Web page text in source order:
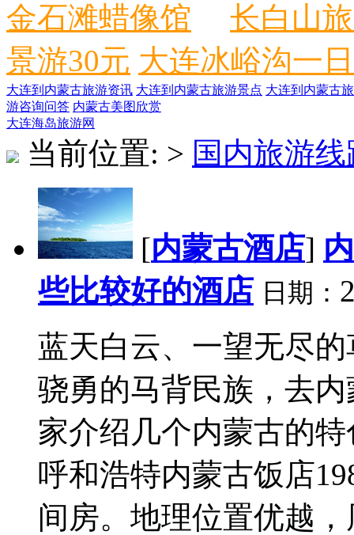
金石滩蜡像馆
长白山
景游30元 大连冰峪沟一
大连到内蒙古旅游资讯 大连到内蒙古旅游景点 大连到内蒙古
游咨询问答 内蒙古美图欣赏
大连海岛旅游网
当前位置: > 国内旅游线
[内蒙古酒店]
些比较好的酒店 日期：
蓝天白云、一望无尽
骁勇的马背民族，去
家介绍几个内蒙古的
呼和浩特内蒙古饭店
间房。地理位置优越